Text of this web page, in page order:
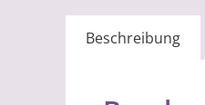
Beschreibung